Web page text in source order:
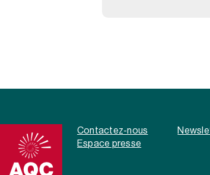
Contactez-nous
Espace presse